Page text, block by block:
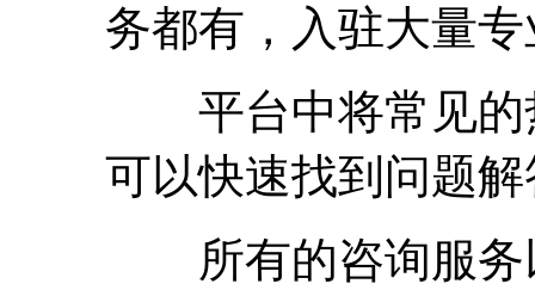
务都有，入驻大量
平台中将常见的
可以快速找到问题
所有的咨询服务